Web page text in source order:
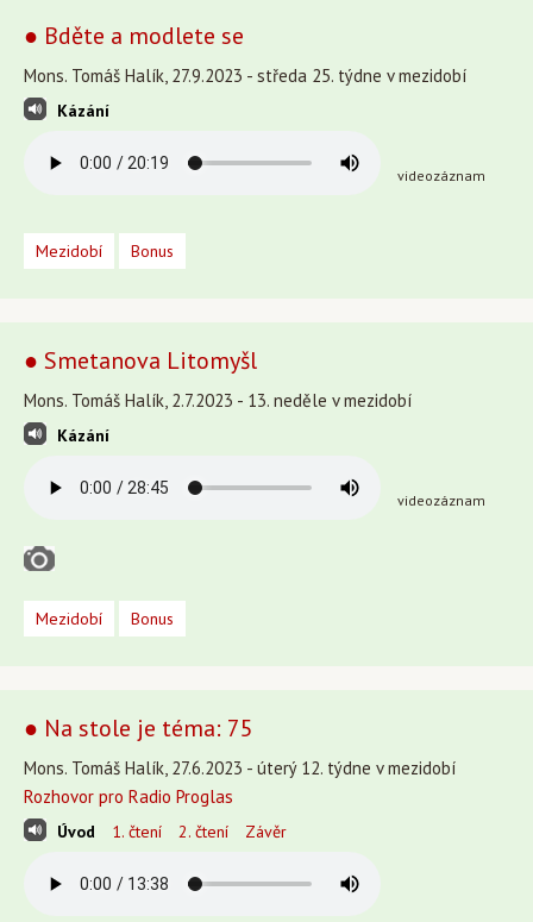
● Bděte a modlete se
Mons. Tomáš Halík, 27.9.2023 - středa 25. týdne v mezidobí
Kázání
videozáznam
Mezidobí Bonus
● Smetanova Litomyšl
Mons. Tomáš Halík, 2.7.2023 - 13. neděle v mezidobí
Kázání
videozáznam
Mezidobí Bonus
● Na stole je téma: 75
Mons. Tomáš Halík, 27.6.2023 - úterý 12. týdne v mezidobí
Rozhovor pro Radio Proglas
Úvod 1. čtení 2. čtení Závěr